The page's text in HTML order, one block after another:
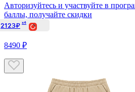
Авторизуйтесь и участвуйте в
баллы, получайте скидки
2123₽ x4
8490 ₽